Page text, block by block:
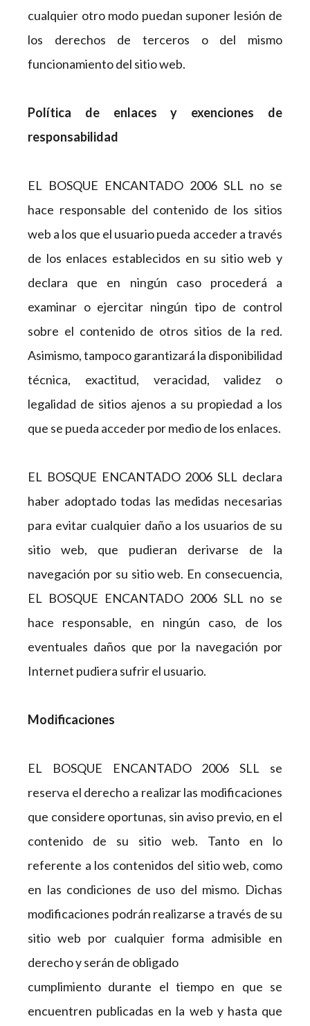
cualquier otro modo puedan suponer lesión de
los derechos de terceros o del mismo
funcionamiento del sitio web.
Política deenlaces y exenciones de
responsabilidad
EL BOSQUE ENCANTADO 2006 SLL no se
hace responsable del contenido de los sitios
web a los que el usuario pueda acceder a través
de los enlaces establecidos en su sitio web y
declara que en ningún caso procederá a
examinar o ejercitar ningún tipo de control
sobre el contenido de otros sitios de la red.
Asimismo, tampoco garantizará la disponibilidad
técnica, exactitud, veracidad, validez o
legalidad de sitios ajenos a su propiedad a los
que se pueda acceder por medio de los enlaces.
EL BOSQUE ENCANTADO 2006 SLL declara
haber adoptado todas las medidas necesarias
para evitar cualquier daño a los usuarios de su
sitio web, que pudieran derivarse de la
navegación por su sitio web. En consecuencia,
EL BOSQUE ENCANTADO 2006 SLL no se
hace responsable, en ningún caso, de los
eventuales daños que por la navegación por
Internet pudiera sufrir el usuario.
Modificaciones
EL BOSQUE ENCANTADO 2006 SLL se
reserva el derecho a realizar las modificaciones
que considere oportunas, sin aviso previo, en el
contenido de su sitio web. Tanto en lo
referente a los contenidos del sitio web, como
en las condiciones de uso del mismo. Dichas
modificaciones podrán realizarse a través de su
sitio web por cualquier forma admisible en
derecho y serán de obligado
cumplimiento durante el tiempo en que se
encuentren publicadas en la web y hasta que